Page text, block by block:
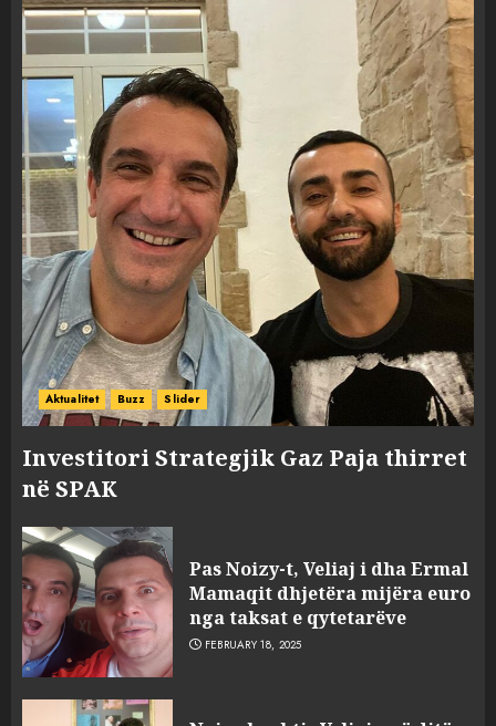
Aktualitet Buzz Slider
Investitori Strategjik Gaz Paja thirret
në SPAK
Pas Noizy-t, Veliaj i dha Ermal
Mamaqit dhjetëra mijëra euro
nga taksat e qytetarëve
FEBRUARY 18, 2025